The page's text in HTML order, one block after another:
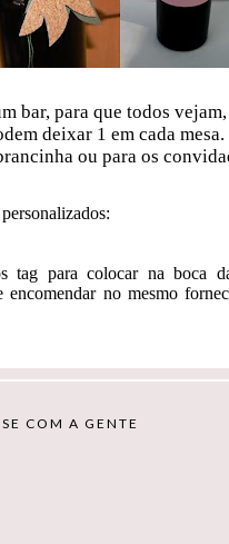
bar, para que todos
deixar 1 em cada mesa.
ou para os
tag para colocar na boca
no mesmo
COM A GENTE